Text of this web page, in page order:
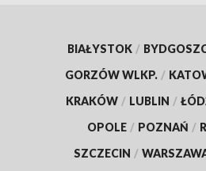
BIAŁYSTOK /
GORZÓW WLKP. /
KRAKÓW / LUBLIN /
OPOLE / POZNAŃ /
SZCZECIN /